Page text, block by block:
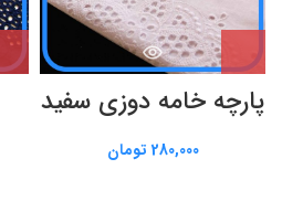
پارچه خامه دوزی سفید
280,000 تومان